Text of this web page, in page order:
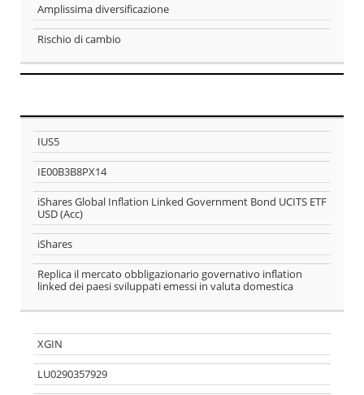
Amplissima diversificazione
Rischio di cambio
GLI ETF
SEGUENTI
SONO
POSSIBILI
ALTERNATIVE
DELL'ETF:
EMI
E NON
PRETENDE DI
ESSERE
ESAUSTIVA
Ticker
ISIN
Nome
Società
emittente
Descrizione
IUS5
IE00B3B8PX14
iShares Global Inflation Linked Government Bond UCITS ETF
USD (Acc)
iShares
Replica il mercato obbligazionario governativo inflation
linked dei paesi sviluppati emessi in valuta domestica
XGIN
LU0290357929